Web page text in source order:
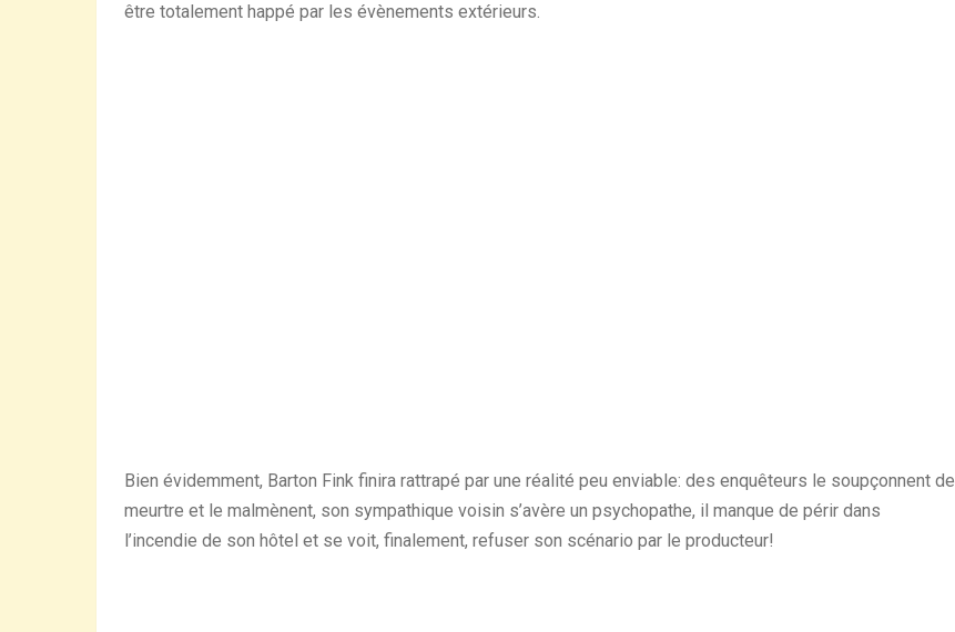
être totalement happé par les évènements extérieurs.
Bien évidemment, Barton Fink finira rattrapé par une réalité peu enviable: des enquêteurs le soupçonnent de
meurtre et le malmènent, son sympathique voisin s’avère un psychopathe, il manque de périr dans
l’incendie de son hôtel et se voit, finalement, refuser son scénario par le producteur!